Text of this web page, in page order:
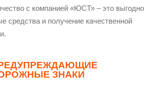
с компанией «ЮСТ» – это выгодно
средства и получение качественной
ЗНАКИ